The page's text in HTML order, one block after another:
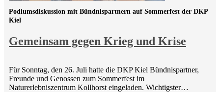
Gemeinsam gegen Krieg und Krise
Podiumsdiskussion mit Bündnispartnern auf Sommerfest der DKP
Kiel
Für Sonntag, den 26. Juli hatte die DKP Kiel Bündnispartner,
Freunde und Genossen zum Sommerfest im
Naturerlebniszentrum Kollhorst eingeladen. Wichtigster…